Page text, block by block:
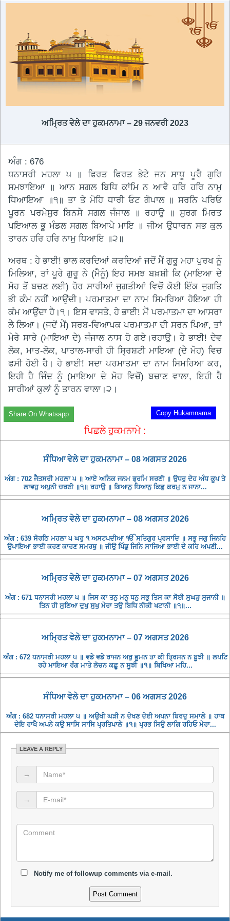
ਅਮ੍ਰਿਤ ਵੇਲੇ ਦਾ ਹੁਕਮਨਾਮਾ – 29 ਜਨਵਰੀ 2023
ਅੰਗ : 676
ਧਨਾਸਰੀ ਮਹਲਾ ੫ ॥ ਫਿਰਤ ਫਿਰਤ ਭੇਟੇ ਜਨ ਸਾਧੂ ਪੂਰੈ ਗੁਰਿ
ਸਮਝਾਇਆ ॥ ਆਨ ਸਗਲ ਬਿਧਿ ਕਾਂਮਿ ਨ ਆਵੈ ਹਰਿ ਹਰਿ ਨਾਮੁ
ਧਿਆਇਆ ॥੧॥ ਤਾ ਤੇ ਮੋਹਿ ਧਾਰੀ ਓਟ ਗੋਪਾਲ ॥ ਸਰਨਿ ਪਰਿਓ
ਪੂਰਨ ਪਰਮੇਸੁਰ ਬਿਨਸੇ ਸਗਲ ਜੰਜਾਲ ॥ ਰਹਾਉ ॥ ਸੁਰਗ ਮਿਰਤ
ਪਇਆਲ ਭੂ ਮੰਡਲ ਸਗਲ ਬਿਆਪੇ ਮਾਇ ॥ ਜੀਅ ਉਧਾਰਨ ਸਭ ਕੁਲ
ਤਾਰਨ ਹਰਿ ਹਰਿ ਨਾਮੁ ਧਿਆਇ ॥੨॥
ਅਰਥ : ਹੇ ਭਾਈ! ਭਾਲ ਕਰਦਿਆਂ ਕਰਦਿਆਂ ਜਦੋਂ ਮੈਂ ਗੁਰੂ ਮਹਾ ਪੁਰਖ ਨੂੰ
ਮਿਲਿਆ, ਤਾਂ ਪੂਰੇ ਗੁਰੂ ਨੇ (ਮੈਨੂੰ) ਇਹ ਸਮਝ ਬਖ਼ਸ਼ੀ ਕਿ (ਮਾਇਆ ਦੇ
ਮੋਹ ਤੋਂ ਬਚਣ ਲਈ) ਹੋਰ ਸਾਰੀਆਂ ਜੁਗਤੀਆਂ ਵਿਚੋਂ ਕੋਈ ਇੱਕ ਜੁਗਤਿ
ਭੀ ਕੰਮ ਨਹੀਂ ਆਉਂਦੀ। ਪਰਮਾਤਮਾ ਦਾ ਨਾਮ ਸਿਮਰਿਆ ਹੋਇਆ ਹੀ
ਕੰਮ ਆਉਂਦਾ ਹੈ।੧। ਇਸ ਵਾਸਤੇ, ਹੇ ਭਾਈ! ਮੈਂ ਪਰਮਾਤਮਾ ਦਾ ਆਸਰਾ
ਲੈ ਲਿਆ। (ਜਦੋਂ ਮੈਂ) ਸਰਬ-ਵਿਆਪਕ ਪਰਮਾਤਮਾ ਦੀ ਸਰਨ ਪਿਆ, ਤਾਂ
ਮੇਰੇ ਸਾਰੇ (ਮਾਇਆ ਦੇ) ਜੰਜਾਲ ਨਾਸ ਹੋ ਗਏ।ਰਹਾਉ। ਹੇ ਭਾਈ! ਦੇਵ
ਲੋਕ, ਮਾਤ-ਲੋਕ, ਪਾਤਾਲ-ਸਾਰੀ ਹੀ ਸ੍ਰਿਸ਼ਟੀ ਮਾਇਆ (ਦੇ ਮੋਹ) ਵਿਚ
ਫਸੀ ਹੋਈ ਹੈ। ਹੇ ਭਾਈ! ਸਦਾ ਪਰਮਾਤਮਾ ਦਾ ਨਾਮ ਸਿਮਰਿਆ ਕਰ,
ਇਹੀ ਹੈ ਜਿੰਦ ਨੂੰ (ਮਾਇਆ ਦੇ ਮੋਹ ਵਿਚੋਂ) ਬਚਾਣ ਵਾਲਾ, ਇਹੀ ਹੈ
ਸਾਰੀਆਂ ਕੁਲਾਂ ਨੂੰ ਤਾਰਨ ਵਾਲਾ।੨।
Copy Hukamnama
Share On Whatsapp
ਪਿਛਲੇ ਹੁਕਮਨਾਮੇ :
ਸੰਧਿਆ ਵੇਲੇ ਦਾ ਹੁਕਮਨਾਮਾ – 08 ਅਗਸਤ 2026
ਅੰਗ : 702 ਜੈਤਸਰੀ ਮਹਲਾ ੫ ॥ ਆਏ ਅਨਿਕ ਜਨਮ ਭ੍ਰਮਿ ਸਰਣੀ ॥ ਉਧਰੁ ਦੇਹ ਅੰਧ ਕੂਪ ਤੇ
ਲਾਵਹੁ ਅਪੁਨੀ ਚਰਣੀ ॥੧॥ ਰਹਾਉ ॥ ਗਿਆਨੁ ਧਿਆਨੁ ਕਿਛੁ ਕਰਮੁ ਨ ਜਾਨਾ...
ਅਮ੍ਰਿਤ ਵੇਲੇ ਦਾ ਹੁਕਮਨਾਮਾ – 08 ਅਗਸਤ 2026
ਅੰਗ : 639 ਸੋਰਠਿ ਮਹਲਾ ੫ ਘਰੁ ੧ ਅਸਟਪਦੀਆ ੴ ਸਤਿਗੁਰ ਪ੍ਰਸਾਦਿ ॥ ਸਭੁ ਜਗੁ ਜਿਨਹਿ
ਉਪਾਇਆ ਭਾਈ ਕਰਣ ਕਾਰਣ ਸਮਰਥੁ ॥ ਜੀਉ ਪਿੰਡੁ ਜਿਨਿ ਸਾਜਿਆ ਭਾਈ ਦੇ ਕਰਿ ਅਪਣੀ...
ਅਮ੍ਰਿਤ ਵੇਲੇ ਦਾ ਹੁਕਮਨਾਮਾ – 07 ਅਗਸਤ 2026
ਅੰਗ : 671 ਧਨਾਸਰੀ ਮਹਲਾ ੫ ॥ ਜਿਸ ਕਾ ਤਨੁ ਮਨੁ ਧਨੁ ਸਭੁ ਤਿਸ ਕਾ ਸੋਈ ਸੁਘੜੁ ਸੁਜਾਨੀ ॥
ਤਿਨ ਹੀ ਸੁਣਿਆ ਦੁਖੁ ਸੁਖੁ ਮੇਰਾ ਤਉ ਬਿਧਿ ਨੀਕੀ ਖਟਾਨੀ ॥੧॥...
ਅਮ੍ਰਿਤ ਵੇਲੇ ਦਾ ਹੁਕਮਨਾਮਾ – 07 ਅਗਸਤ 2026
ਅੰਗ : 672 ਧਨਾਸਰੀ ਮਹਲਾ ੫ ॥ ਵਡੇ ਵਡੇ ਰਾਜਨ ਅਰੁ ਭੂਮਨ ਤਾ ਕੀ ਤ੍ਰਿਸਨ ਨ ਬੂਝੀ ॥ ਲਪਟਿ
ਰਹੇ ਮਾਇਆ ਰੰਗ ਮਾਤੇ ਲੋਚਨ ਕਛੂ ਨ ਸੂਝੀ ॥੧॥ ਬਿਖਿਆ ਮਹਿ...
ਸੰਧਿਆ ਵੇਲੇ ਦਾ ਹੁਕਮਨਾਮਾ – 06 ਅਗਸਤ 2026
ਅੰਗ : 682 ਧਨਾਸਰੀ ਮਹਲਾ ੫ ॥ ਅਉਖੀ ਘੜੀ ਨ ਦੇਖਣ ਦੇਈ ਅਪਨਾ ਬਿਰਦੁ ਸਮਾਲੇ ॥ ਹਾਥ
ਦੇਇ ਰਾਖੈ ਅਪਨੇ ਕਉ ਸਾਸਿ ਸਾਸਿ ਪ੍ਰਤਿਪਾਲੇ ॥੧॥ ਪ੍ਰਭ ਸਿਉ ਲਾਗਿ ਰਹਿਓ ਮੇਰਾ...
LEAVE A REPLY
→
→
Notify me of followup comments via e-mail.